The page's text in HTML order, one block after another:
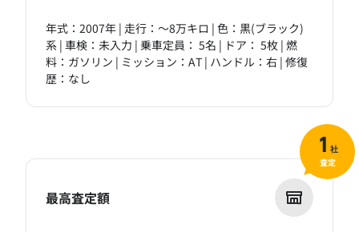
年式：2007年 | 走行：～8万キロ | 色：黒(ブラック)
系 | 車検：未入力 | 乗車定員： 5名 | ドア： 5枚 | 燃
料：ガソリン | ミッション：AT | ハンドル：右 | 修復
歴：なし
最高査定額
1 社
査定